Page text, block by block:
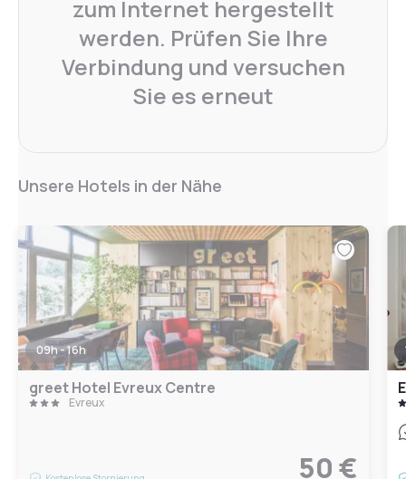
zum Internet hergestellt
werden. Prüfen Sie Ihre
Verbindung und versuchen
Sie es erneut
Unsere Hotels in der Nähe
09h - 16h
greet Hotel Evreux Centre
Évreux
50 €